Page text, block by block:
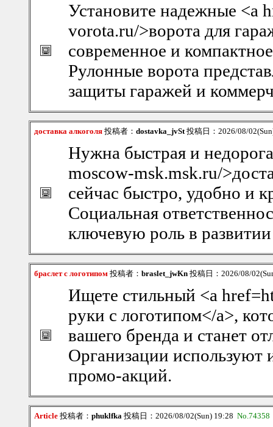
Установите надежные <a
vorota.ru/>ворота для
современное и
Рулонные ворота
защиты гаражей и
доставка алкоголя 投稿者： dostavka_jvSt投稿日：2026/08/
Нужна быстрая и
moscow-msk.msk.ru/
сейчас быстро, удобно и
Социальная
ключевую роль в
браслет с логотипом 投稿者： braslet_jwKn 投稿日：2026/08/
Ищете стильный <a
руки с логотипом</a>,
вашего бренда и станет
Организации используют
промо-акций.
Article 投稿者： phuklfka 投稿日：2026/08/02(Sun) 19:28 No.74358